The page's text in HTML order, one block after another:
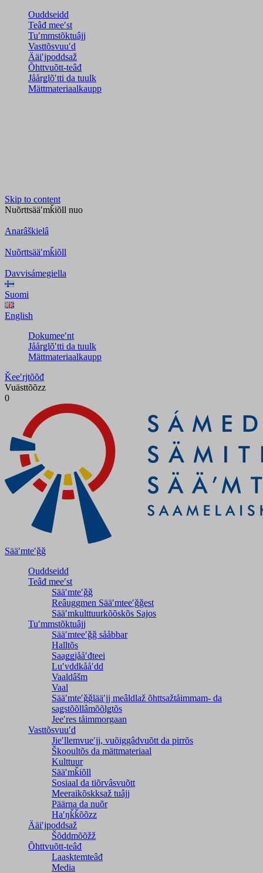
Ouddseidd
Teâđ meeʹst
Tuʹmmstõktuâjj
Vasttõsvuuʹd
Ääiʹjpoddsaž
Õhttvuõtt-teâđ
Jåårǥlõʹtti da tuulk
Mättmateriaalkaupp
Skip to content
Nuõrttsääʹmǩiõll nuo
Anarâškielâ
Nuõrttsääʹmǩiõll
Davvisámegiella
Suomi
English
Dokumeeʹnt
Jåårǥlõʹtti da tuulk
Mättmateriaalkaupp
Ǩeeʹrjtõõđ
Vuästtõõzz
0
Sääʹmteʹǧǧ
Ouddseidd
Teâđ meeʹst
Sääʹmteʹǧǧ
Reâuggmen Sääʹmteeʹǧǧest
Sääʹmkulttuurkõõskõs Sajos
Tuʹmmstõktuâjj
Sääʹmteeʹǧǧ sååbbar
Halltõs
Saaǥǥjååʹđteei
Luʹvddkååʹdd
Vaaldâšm
Vaal
Sääʹmteʹǧǧlääʹjj meâldlaž õhttsažtåimmam- da
saǥstõõllâmõõlǥtõs
Jeeʹres tåimmorgaan
Vasttõsvuuʹd
Jieʹllemvueʹjj, vuõiggâdvuõtt da pirrõs
Škooultõs da mättmateriaal
Kulttuur
Sääʹmǩiõll
Sosiaal da tiõrvâsvuõtt
Meeraikõskksaž tuâjj
Päärna da nuõr
Haʹŋǩǩõõzz
Ääiʹjpoddsaž
Šõddmõõžž
Õhttvuõtt-teâđ
Laasktemteâđ
Media